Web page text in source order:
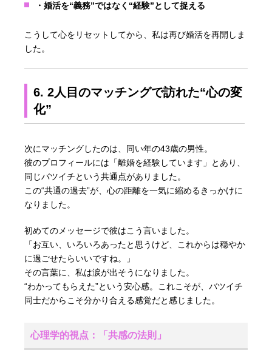
・婚活を“義務”ではなく“経験”として捉える
こうして心をリセットしてから、私は再び婚活を再開しま
した。
6. 2人目のマッチングで訪れた“心の変
化”
次にマッチングしたのは、同い年の43歳の男性。
彼のプロフィールには「離婚を経験しています」とあり、
同じバツイチという共通点がありました。
この“共通の過去”が、心の距離を一気に縮めるきっかけに
なりました。
初めてのメッセージで彼はこう言いました。
「お互い、いろいろあったと思うけど、これからは穏やか
に過ごせたらいいですね。」
その言葉に、私は涙が出そうになりました。
“わかってもらえた”という安心感。これこそが、バツイチ
同士だからこそ分かり合える感覚だと感じました。
心理学的視点：「共感の法則」